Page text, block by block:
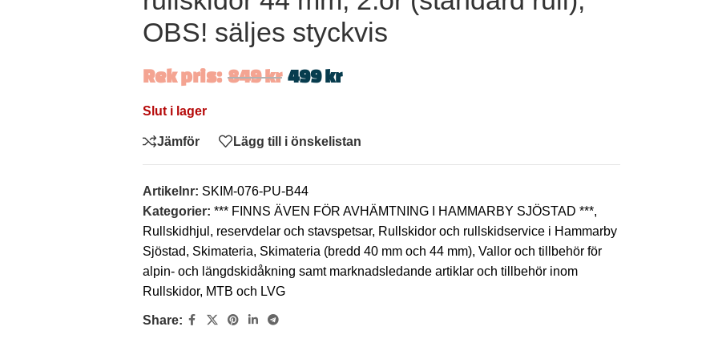
OBS! säljes styckvis
Rek pris: 849kr 499kr
Slut i lager
Jämför Lägg till i önskelistan
Artikelnr: SKIM-076-PU-B44
Kategorier: *** FINNS ÄVEN FÖR AVHÄMTNING I HAMMARBY SJÖSTAD ***,
Rullskidhjul, reservdelar och stavspetsar, Rullskidor och rullskidservice i Hammarby
Sjöstad, Skimateria, Skimateria (bredd 40 mm och 44 mm), Vallor och tillbehör för
alpin- och längdskidåkning samt marknadsledande artiklar och tillbehör inom
Rullskidor, MTB och LVG
Share: